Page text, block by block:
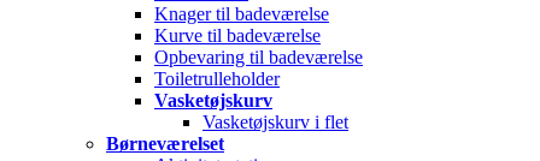
Knager til badeværelse
Kurve til badeværelse
Opbevaring til badeværelse
Toiletrulleholder
Vasketøjskurv
Vasketøjskurv i flet
Børneværelset